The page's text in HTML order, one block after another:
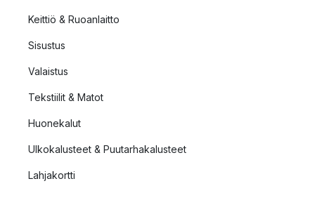
Keittiö & Ruoanlaitto
Sisustus
Valaistus
Tekstiilit & Matot
Huonekalut
Ulkokalusteet & Puutarhakalusteet
Lahjakortti